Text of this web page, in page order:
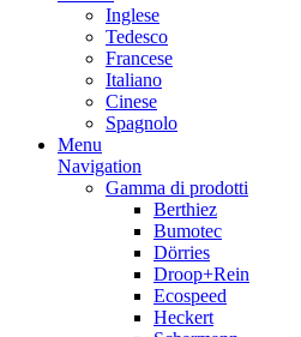
Inglese
Tedesco
Francese
Italiano
Cinese
Spagnolo
Menu
Navigation
Gamma di prodotti
Berthiez
Bumotec
Dörries
Droop+Rein
Ecospeed
Heckert